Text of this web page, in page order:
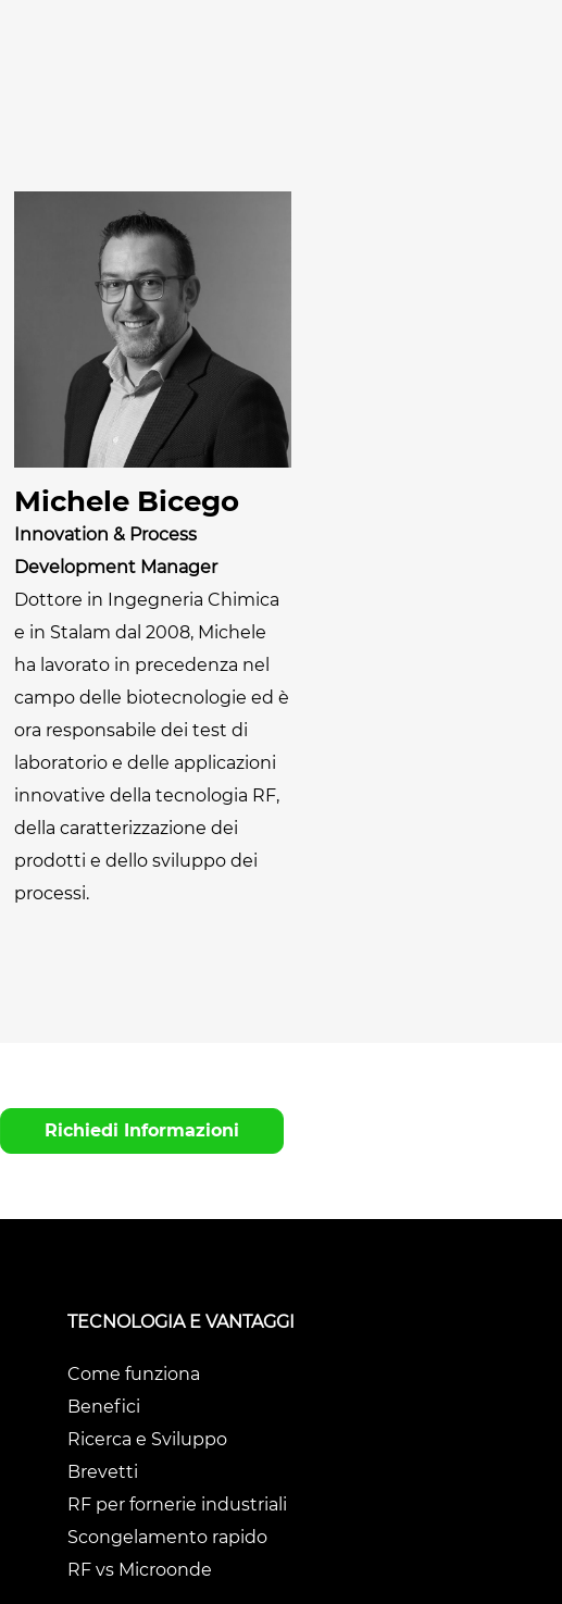
Michele Bicego
Innovation & Process
Development Manager
Dottore in Ingegneria Chimica
e in Stalam dal 2008, Michele
ha lavorato in precedenza nel
campo delle biotecnologie ed è
ora responsabile dei test di
laboratorio e delle applicazioni
innovative della tecnologia RF,
della caratterizzazione dei
prodotti e dello sviluppo dei
processi.
Richiedi Informazioni
TECNOLOGIA E VANTAGGI
Come funziona
Benefici
Ricerca e Sviluppo
Brevetti
RF per fornerie industriali
Scongelamento rapido
RF vs Microonde